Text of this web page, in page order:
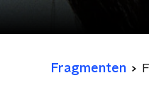
Fragmenten